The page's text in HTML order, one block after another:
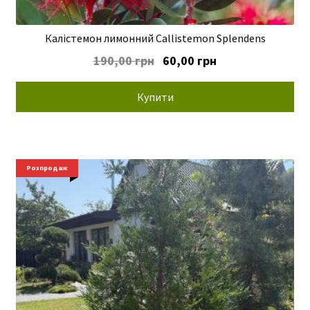
Калістемон лимонний Callistemon Splendens
190,00грн Оригінальна
190,00 грн.
60,00 грн
Купити
Розпродаж